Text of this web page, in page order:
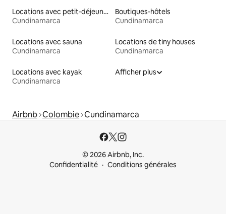
Locations avec petit-déjeuner
Cundinamarca
Boutiques-hôtels
Cundinamarca
Locations avec sauna
Cundinamarca
Locations de tiny houses
Cundinamarca
Locations avec kayak
Cundinamarca
Afficher plus
Airbnb Colombie Cundinamarca
© 2026 Airbnb, Inc.
Confidentialité
Conditions générales